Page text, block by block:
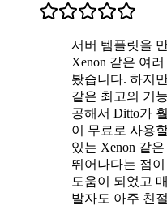
서버 템플릿을
Xenon 같은 여
봤습니다. 하지
같은 최고의 기
공해서 Ditto가
이 무료로 사용
있는 Xenon 같
뛰어나다는 점
도움이 되었고
발자도 아주 친